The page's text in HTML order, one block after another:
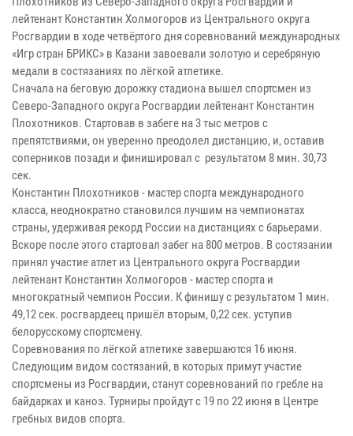
лейтенант Константин Холмогоров из Центрального округа
Росгвардии в ходе четвёртого дня соревнований международных
«Игр стран БРИКС» в Казани завоевали золотую и серебряную
медали в состязаниях по лёгкой атлетике.
Сначала на беговую дорожку стадиона вышел спортсмен из
Северо-Западного округа Росгвардии лейтенант Константин
Плохотников. Стартовав в забеге на 3 тыс метров с
препятствиями, он уверенно преодолел дистанцию, и, оставив
соперников позади и финишировал с результатом 8 мин. 30,73
сек.
Константин Плохотников - мастер спорта международного
класса, неоднократно становился лучшим на чемпионатах
страны, удерживая рекорд России на дистанциях с барьерами.
Вскоре после этого стартовал забег на 800 метров. В состязании
принял участие атлет из Центрального округа Росгвардии
лейтенант Константин Холмогоров - мастер спорта и
многократный чемпион России. К финишу с результатом 1 мин.
49,12 сек. росгвардеец пришёл вторым, 0,22 сек. уступив
белорусскому спортсмену.
Соревнования по лёгкой атлетике завершаются 16 июня.
Следующим видом состязаний, в которых примут участие
спортсмены из Росгвардии, станут соревнований по гребле на
байдарках и каноэ. Турниры пройдут с 19 по 22 июня в Центре
гребных видов спорта.